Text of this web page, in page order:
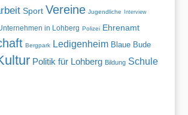
Sport Vereine Jugendliche Interview
in Lohberg Polizei Ehrenamt
Bergpark Ledigenheim Blaue Bude
Politik für Lohberg Bildung Schule